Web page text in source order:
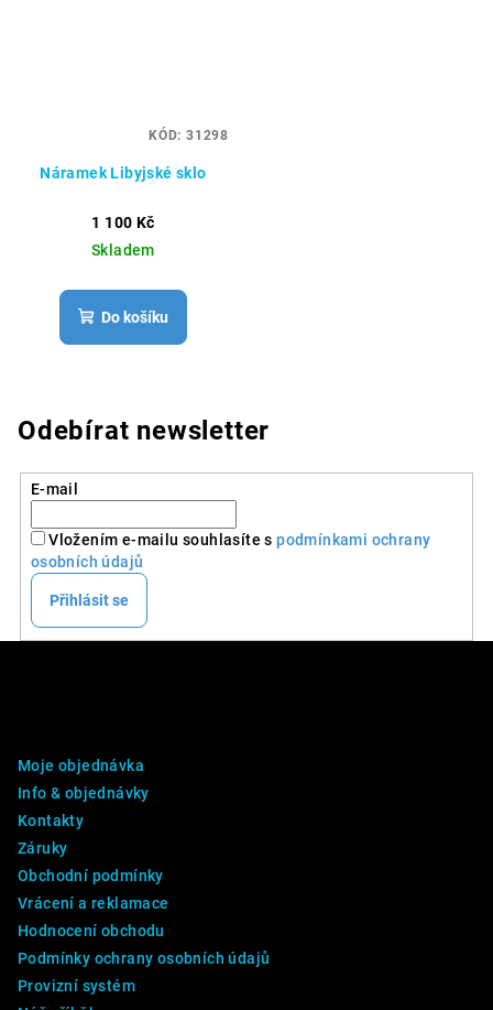
Náramek Libyjské sklo
1 100 Kč
Skladem
Do košíku
KÓD: 31298
Odebírat newsletter
E-mail
Vložením e-mailu souhlasíte spodmínkami ochrany
osobních údajů
Přihlásit se
Moje objednávka
Info & objednávky
Kontakty
Záruky
Obchodní podmínky
Vrácení a reklamace
Hodnocení obchodu
Podmínky ochrany osobních údajů
Provizní systém